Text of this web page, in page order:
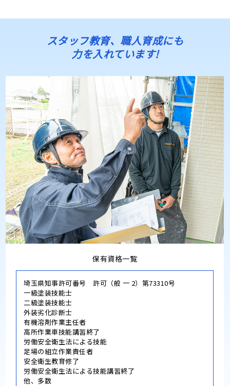
スタッフ教育、職人育成にも
力を入れています!
保有資格一覧
埼玉県知事許可番号 許可（般 一 2）第73310号
一級塗装技能士
二級塗装技能士
外装劣化診断士
有機溶剤作業主任者
高所作業車技能講習終了
労働安全衛生法による技能
足場の組立作業責任者
安全衛生教育修了
労働安全衛生法による技能講習終了
他、多数